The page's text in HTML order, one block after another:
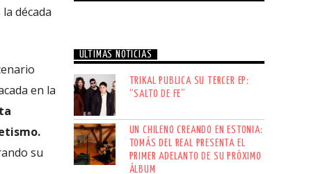
década
en la
su
ÚLTIMAS NOTICIAS
TRIKAL PUBLICA SU TERCER EP:
“SALTO DE FE”
UN CHILENO CREANDO EN ESTONIA:
TOMÁS DEL REAL PRESENTA EL
PRIMER ADELANTO DE SU PRÓXIMO
ÁLBUM